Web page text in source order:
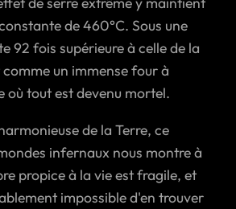
de 460°C. Sous une
92 fois supérieure à celle de la
comme un immense four à
où tout est devenu mortel.
de la Terre, ce
infernaux nous montre à
propice à la vie est fragile, et
impossible d'en trouver